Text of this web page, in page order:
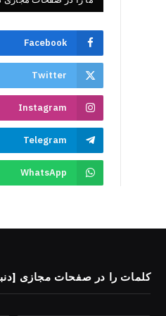
Facebook
Twitter
Instagram
Telegram
WhatsApp
کلمات را در صفحات مجازی